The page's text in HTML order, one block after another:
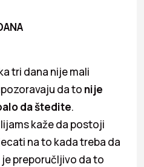
tri dana nije mali
da to nije
da štedite.
kaže da postoji
na to kada treba da
preporučljivo da to